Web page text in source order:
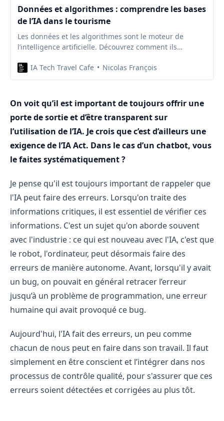
Données et algorithmes : comprendre les bases
de l’IA dans le tourisme
Les données et les algorithmes sont le moteur de
l’intelligence artificielle. Découvrez comment ils
IA Tech Travel Cafe
Nicolas François
On voit qu’il est important de toujours offrir une
porte de sortie et d’être transparent sur
l’utilisation de l’IA. Je crois que c’est d’ailleurs une
exigence de l’IA Act. Dans le cas d’un chatbot, vous
le faites systématiquement ?
Je pense qu'il est toujours important de rappeler que
l'IA peut faire des erreurs. Lorsqu'on traite des
informations critiques, il est essentiel de vérifier ces
informations. C'est un sujet qu'on aborde souvent
avec l'industrie : ce qui est nouveau avec l'IA, c'est que
le robot, l'ordinateur, peut désormais faire des
erreurs de manière autonome. Avant, lorsqu'il y avait
un bug, on pouvait en général retracer l’erreur
jusqu’à un problème de programmation, une erreur
humaine qui avait provoqué ce bug.
Aujourd'hui, l'IA fait des erreurs, un peu comme
chacun de nous peut en faire dans son travail. Il faut
simplement en être conscient et l’intégrer dans nos
processus de contrôle qualité, pour s'assurer que ces
erreurs soient détectées et corrigées au plus tôt.